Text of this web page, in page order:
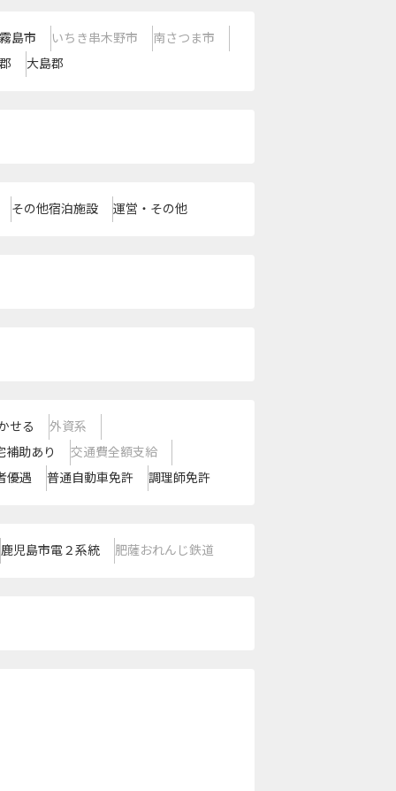
霧島市 いちき串木野市
南さつま市
大島郡
その他宿泊施設 運営・その他
せる
外資系
補助あり
交通費全額支給
優遇
普通自動車免許 調理師免許
鹿児島市電２系統 肥薩おれんじ鉄道